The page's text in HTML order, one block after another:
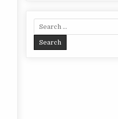
Search for: